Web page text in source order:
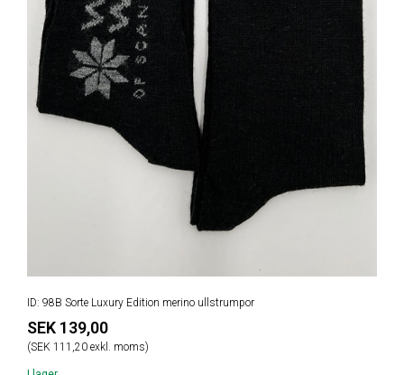
ID: 98B Sorte Luxury Edition merino ullstrumpor
SEK 139,00
(SEK 111,20 exkl. moms)